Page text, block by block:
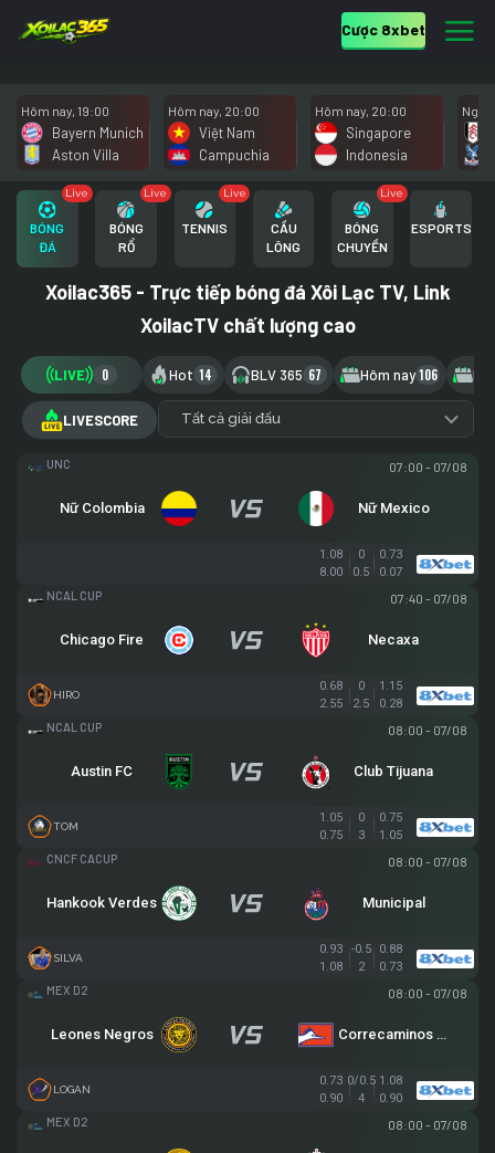
Cược 8xbet
Hôm nay, 19:00
Bayern Munich
Aston Villa
Hôm nay, 20:00
Việt Nam
Campuchia
Hôm nay, 20:00
Singapore
Indonesia
BÓNG
ĐÁ
Live
BÓNG
RỔ
Live
TENNIS
Live
CẦU
LÔNG
BÓNG
CHUYỀN
Live
ESPORTS
Xoilac365 - Trực tiếp bóng đá Xôi Lạc TV, Link
XoilacTV chất lượng cao
LIVE 0 Hot 14 BLV 365 67 Hôm nay106
LIVESCORE Tất cả giải đấu
07:00 - 07/08
Nữ Colombia Nữ Mexico
1.08 0
0.73
8.00
0.5
0.07
LEAGUE CUP
07:40 - 07/08
Chicago Fire Necaxa
HIRO
0.68 0
1.15
2.55
2.5
0.28
LEAGUE CUP
08:00 - 07/08
Austin FC Club Tijuana
TOM
1.05 0
0.75
0.75
3
1.05
08:00 - 07/08
Hankook Verdes Municipal
SILVA
0.93 -0.5
0.88
1.08
2
0.73
HẠNG 2 MEXICO
08:00 - 07/08
Leones Negros Correcaminos de la U.A.T.
LOGAN
0.73 0/0.5 1.08
0.90
4
0.90
HẠNG 2 MEXICO
08:00 - 07/08